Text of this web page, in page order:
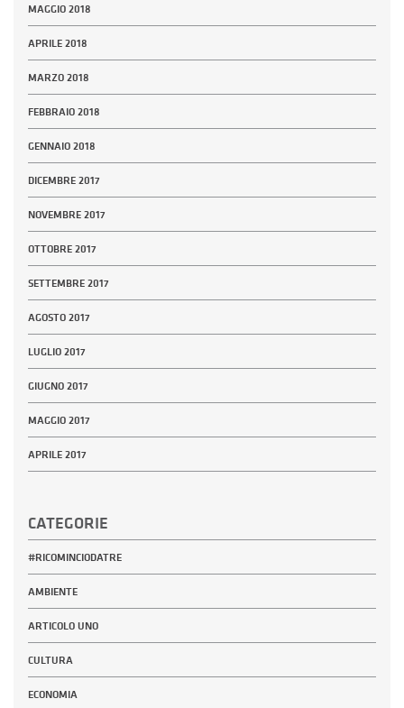
MAGGIO 2018
APRILE 2018
MARZO 2018
FEBBRAIO 2018
GENNAIO 2018
DICEMBRE 2017
NOVEMBRE 2017
OTTOBRE 2017
SETTEMBRE 2017
AGOSTO 2017
LUGLIO 2017
GIUGNO 2017
MAGGIO 2017
APRILE 2017
CATEGORIE
#RICOMINCIODATRE
AMBIENTE
ARTICOLO UNO
CULTURA
ECONOMIA